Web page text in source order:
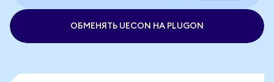
ОБМЕНЯТЬ UECON НА PLUGON